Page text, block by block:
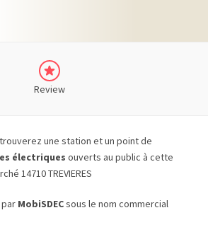
Review
trouverez une station et un point de
électriques ouverts au public à cette
14710 TREVIERES
MobiSDECsous le nom commercial